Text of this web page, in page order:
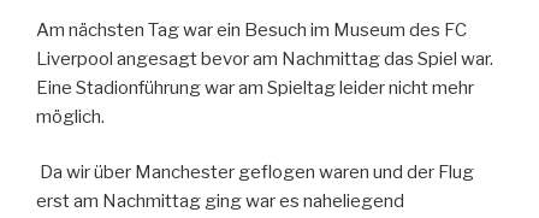
Am nächsten Tag war ein Besuch im Museum des FC
Liverpool angesagt bevor am Nachmittag das Spiel war.
Eine Stadionführung war am Spieltag leider nicht mehr
möglich.
Da wir über Manchester geflogen waren und der Flug
erst am Nachmittag ging war es naheliegend